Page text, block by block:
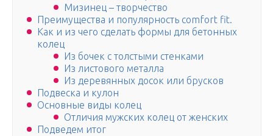
Мизинец – творчество
Преимущества и популярность comfort fit.
Как и из чего сделать формы для бетонных
колец
Из бочек с толстыми стенками
Из листового металла
Из деревянных досок или брусков
Подвеска и кулон
Основные виды колец
Отличия мужских колец от женских
Подведем итог